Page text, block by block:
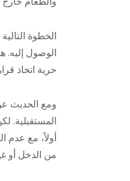
الخطوة
الوصول إليه.
حرية اتخاذ
ومع الحديث
المستقبلية.
أولاً، مع عدم
من الدخل أو